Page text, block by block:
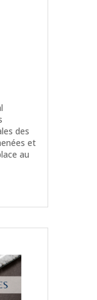
des
et
au